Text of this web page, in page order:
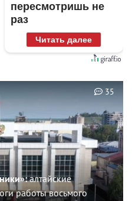
пересмотришь не
раз
Читать далее
алтайские
работы восьмого
35